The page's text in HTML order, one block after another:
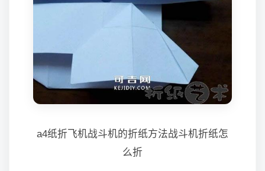
a4纸折飞机战斗机的折纸方法战斗机折纸怎
么折